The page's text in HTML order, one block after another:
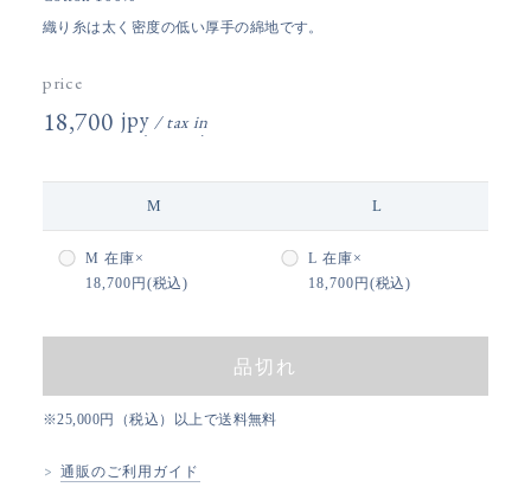
織り糸は太く密度の低い厚手の綿地です。
price
18,700円(税込)
M L
M 在庫×
18,700円(税込)
L 在庫×
18,700円(税込)
品切れ
※25,000円（税込）以上で送料無料
通販のご利用ガイド